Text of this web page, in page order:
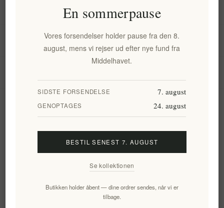
Min konto
Tilmeld Frameld
En sommerpause
Vores forsendelser holder pause fra den 8.
august, mens vi rejser ud efter nye fund fra
Middelhavet.
SIDSTE FORSENDELSE 7. august
GENOPTAGES 24. august
BESTIL SENEST 7. AUGUST
Se kollektionen
Butikken holder åbent — dine ordrer sendes, når vi er
tilbage.